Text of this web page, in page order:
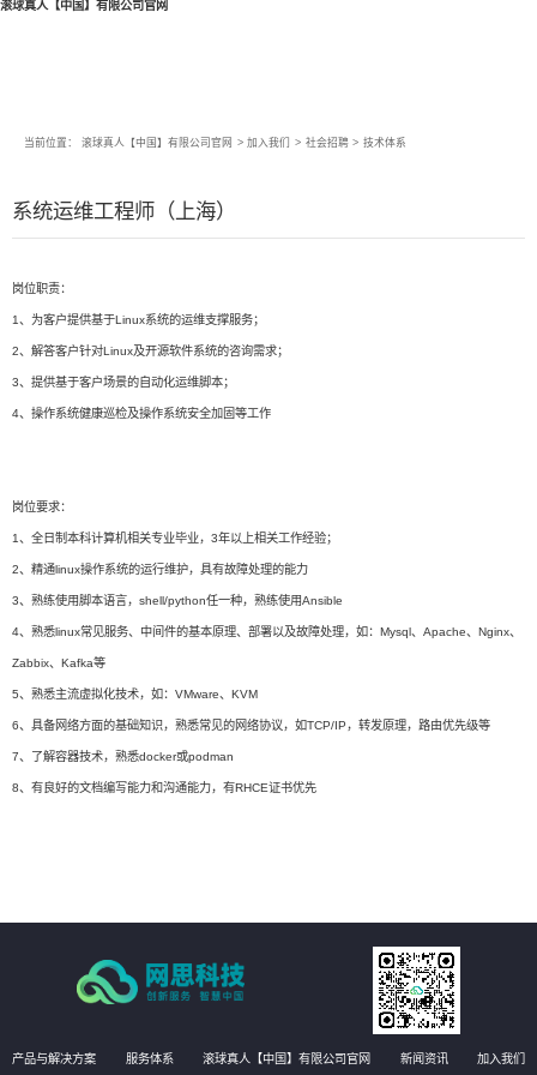
滚球真人【中国】有限公司官网
当前位置： 滚球真人【中国】有限公司官网 > 加入我们 > 社会招聘 > 技术体系
系统运维工程师（上海）
岗位职责：
1、为客户提供基于Linux系统的运维支撑服务；
2、解答客户针对Linux及开源软件系统的咨询需求；
3、提供基于客户场景的自动化运维脚本；
4、操作系统健康巡检及操作系统安全加固等工作
岗位要求：
1、全日制本科计算机相关专业毕业，3年以上相关工作经验；
2、精通linux操作系统的运行维护，具有故障处理的能力
3、熟练使用脚本语言，shell/python任一种，熟练使用Ansible
4、熟悉linux常见服务、中间件的基本原理、部署以及故障处理，如：Mysql、Apache、Nginx、
Zabbix、Kafka等
5、熟悉主流虚拟化技术，如：VMware、KVM
6、具备网络方面的基础知识，熟悉常见的网络协议，如TCP/IP，转发原理，路由优先级等
7、了解容器技术，熟悉docker或podman
8、有良好的文档编写能力和沟通能力，有RHCE证书优先
产品与解决方案 服务体系 滚球真人【中国】有限公司官网 新闻资讯 加入我们